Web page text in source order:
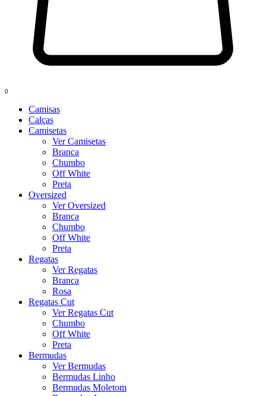
0
Camisas
Calças
Camisetas
Ver Camisetas
Branca
Chumbo
Off White
Preta
Oversized
Ver Oversized
Branca
Chumbo
Off White
Preta
Regatas
Ver Regatas
Branca
Rosa
Regatas Cut
Ver Regatas Cut
Chumbo
Off White
Preta
Bermudas
Ver Bermudas
Bermudas Linho
Bermudas Moletom